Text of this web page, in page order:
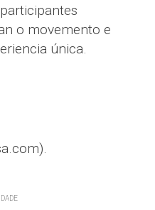
o movemento e
única.